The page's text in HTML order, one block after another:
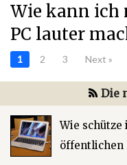
Wie kann
PC lauter
1 2 3 Next »
Die
Wie
öffentlichen